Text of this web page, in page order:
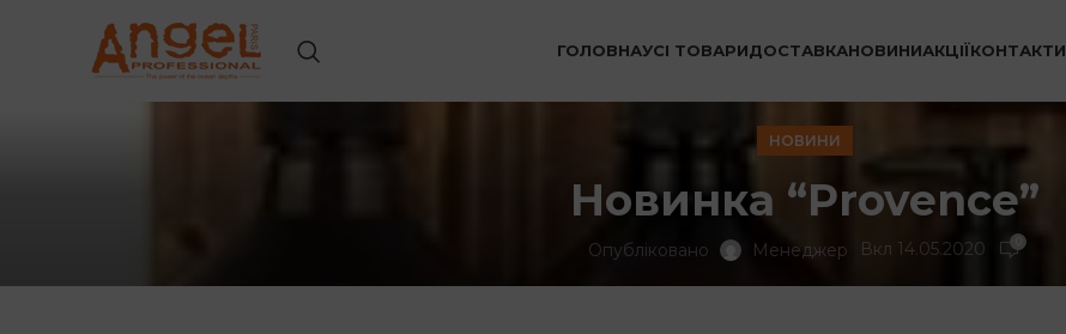
ГОЛОВНАУСІ ТОВАРИДОСТАВКАНОВИНИАКЦІЇКОНТАКТИ
НОВИНИ
Новинка “Provence”
Опубліковано Менеджер Вкл 14.05.2020